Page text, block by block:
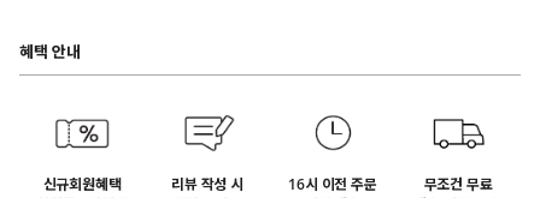
혜택 안내
신규회원혜택
리뷰 작성 시
16시 이전 주문
무조건 무료